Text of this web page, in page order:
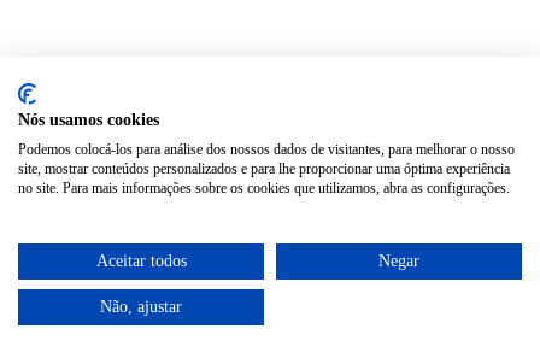
Nós usamos cookies
Podemos colocá-los para análise dos nossos dados de visitantes, para melhorar o nosso
site, mostrar conteúdos personalizados e para lhe proporcionar uma óptima experiência
no site. Para mais informações sobre os cookies que utilizamos, abra as configurações.
Aceitar todos Negar
Não, ajustar